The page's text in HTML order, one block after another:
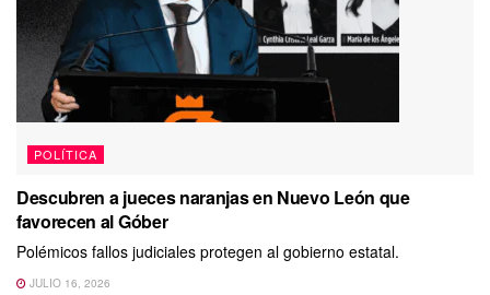
POLÍTICA
Descubren a jueces naranjas en Nuevo León que
favorecen al Góber
Polémicos fallos judiciales protegen al gobierno estatal.
JULIO 16, 2026